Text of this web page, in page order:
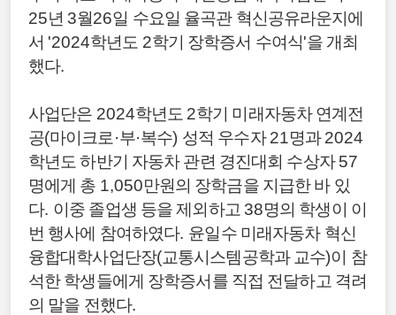
25년3월26일 수요일 율곡관 혁신공유라운지에
서 '2024학년도 2학기 장학증서 수여식'을 개최
했다.
사업단은 2024학년도 2학기 미래자동차 연계전
공(마이크로 ·부·복수) 성적 우수자21명과2024
학년도 하반기 자동차 관련 경진대회 수상자57
명에게 총 1,050만원의 장학금을 지급한 바 있
다. 이중 졸업생 등을 제외하고 38명의 학생이 이
번 행사에 참여하였다. 윤일수 미래자동차 혁신
융합대학사업단장(교통시스템공학과 교수)이 참
석한 학생들에게 장학증서를 직접 전달하고 격려
의 말을 전했다.